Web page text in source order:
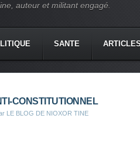
auteur et militant engagé.
SANTE
CONSTITUTIONNEL
LE BLOG DE NIOXOR TINE